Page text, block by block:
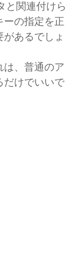
と関連付けら
ーの指定を正
あるでしょ
、普通のア
だけでいいで